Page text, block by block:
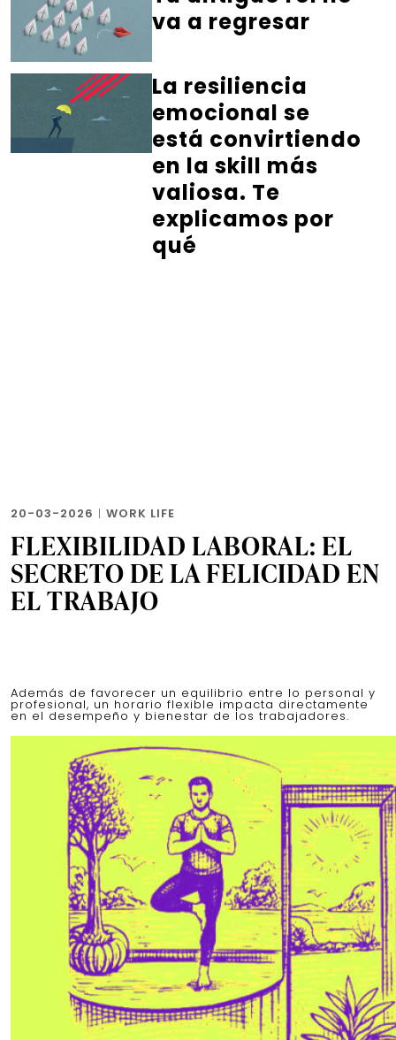
va a regresar
La resiliencia
emocional se
está convirtiendo
en la skill más
valiosa. Te
explicamos por
qué
20-03-2026 | WORK LIFE
FLEXIBILIDAD LABORAL: EL
SECRETO DE LA FELICIDAD EN
EL TRABAJO
Además de favorecer un equilibrio entre lo personal y
profesional, un horario flexible impacta directamente
en el desempeño y bienestar de los trabajadores.